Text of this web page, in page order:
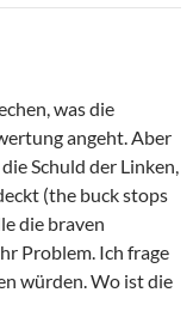
was die
angeht. Aber
Schuld der Linken,
(the buck stops
die braven
Problem. Ich frage
würden. Wo ist die